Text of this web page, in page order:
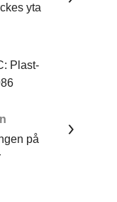
yta
Plast-
på